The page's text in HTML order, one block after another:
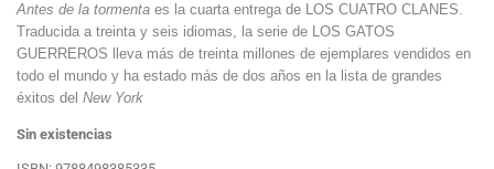
Antes de la tormenta es la cuarta entrega de LOS CUATRO CLANES.
Traducida a treinta y seis idiomas, la serie de LOS GATOS
GUERREROS lleva más de treinta millones de ejemplares vendidos en
todo el mundo y ha estado más de dos años en la lista de grandes
éxitos del New York
Sin existencias